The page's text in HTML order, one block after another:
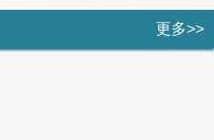
更多>>